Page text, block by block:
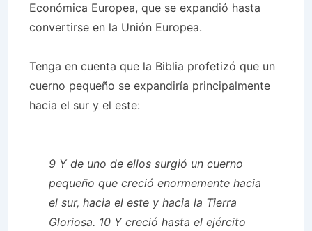
Económica Europea, que se expandió hasta
convertirse en la Unión Europea.
Tenga en cuenta que la Biblia profetizó que un
cuerno pequeño se expandiría principalmente
hacia el sur y el este:
9 Y de uno de ellos surgió un cuerno
pequeño que creció enormemente hacia
el sur, hacia el este y hacia la Tierra
Gloriosa. 10 Y creció hasta el ejército